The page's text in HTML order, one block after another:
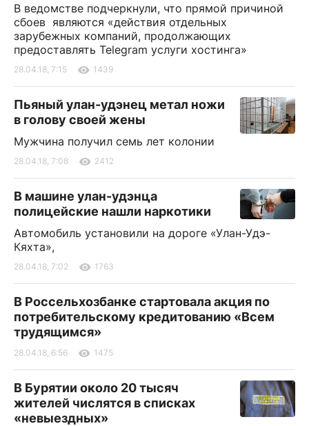
В ведомстве подчеркнули, что прямой причиной
сбоев являются «действия отдельных
зарубежных компаний, продолжающих
предоставлять Telegram услуги хостинга»
28.04.18, 7:15 1439
Пьяный улан-удэнец метал ножи
в голову своей жены
Мужчина получил семь лет колонии
28.04.18, 7:08 2412
В машине улан-удэнца
полицейские нашли наркотики
Автомобиль установили на дороге «Улан-Удэ-
Кяхта»,
28.04.18, 7:02 1763
В Россельхозбанке стартовала акция по
потребительскому кредитованию «Всем
трудящимся»
28.04.18, 6:56 1475
В Бурятии около 20 тысяч
жителей числятся в списках
«невыездных»